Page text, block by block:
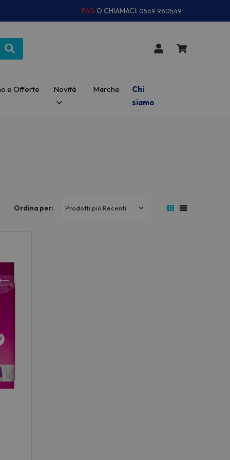
FAQ O CHIAMACI: 0549 960549
e Offerte Novità Marche
Chi
siamo
Ordina per: